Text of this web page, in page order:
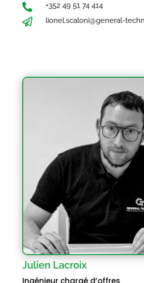

+352 49 51 74 414
 lionel.scaloni@general-
Julien Lacroix